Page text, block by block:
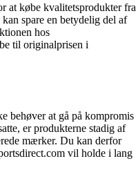
at købe kvalitetsprodukter fra
spare en betydelig del af
hos
til originalprisen i
behøver at gå på kompromis
er produkterne stadig af
mærker. Du kan derfor
vil holde i lang